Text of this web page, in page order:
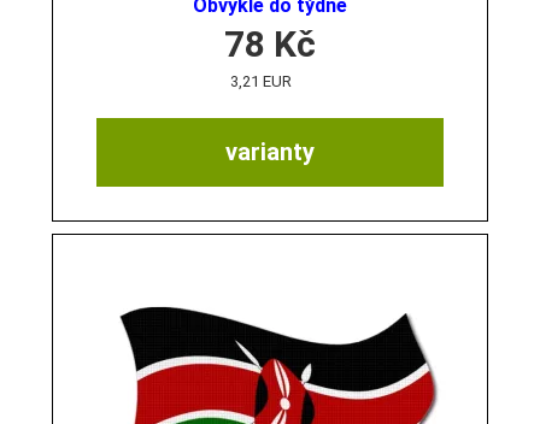
Obvykle do týdne
varianty
78 Kč
3,21 EUR